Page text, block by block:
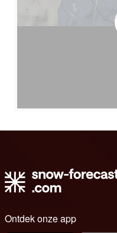
Ontdek onze app